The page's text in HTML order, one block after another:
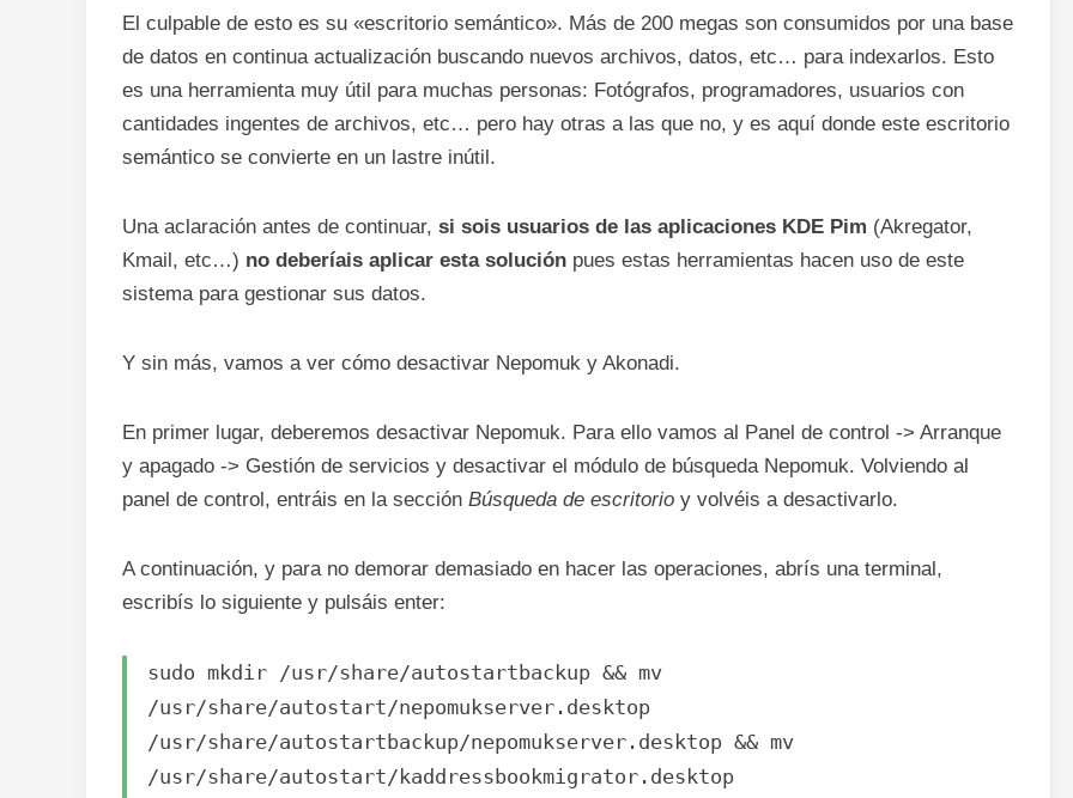
El culpable de esto es su «escritorio semántico». Más de 200 megas son consumidos por una base
de datos en continua actualización buscando nuevos archivos, datos, etc… para indexarlos. Esto
es una herramienta muy útil para muchas personas: Fotógrafos, programadores, usuarios con
cantidades ingentes de archivos, etc… pero hay otras a las que no, y es aquí donde este escritorio
semántico se convierte en un lastre inútil.
Una aclaración antes de continuar, si sois usuarios de las aplicaciones KDE Pim (Akregator,
Kmail, etc…) no deberíais aplicar esta solución pues estas herramientas hacen uso de este
sistema para gestionar sus datos.
Y sin más, vamos a ver cómo desactivar Nepomuk y Akonadi.
En primer lugar, deberemos desactivar Nepomuk. Para ello vamos al Panel de control -> Arranque
y apagado -> Gestión de servicios y desactivar el módulo de búsqueda Nepomuk. Volviendo al
panel de control, entráis en la sección Búsqueda de escritorio y volvéis a desactivarlo.
A continuación, y para no demorar demasiado en hacer las operaciones, abrís una terminal,
escribís lo siguiente y pulsáis enter:
sudo mkdir /usr/share/autostartbackup && mv
/usr/share/autostart/nepomukserver.desktop
/usr/share/autostartbackup/nepomukserver.desktop && mv
/usr/share/autostart/kaddressbookmigrator.desktop